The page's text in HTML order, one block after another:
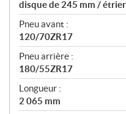
disque de 245 mm /
Pneu avant :
120/70ZR17
Pneu arrière :
180/55ZR17
Longueur :
2 065 mm